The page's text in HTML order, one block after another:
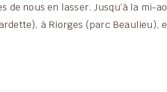
nous en lasser. Jusqu’à la mi-
à Riorges (parc